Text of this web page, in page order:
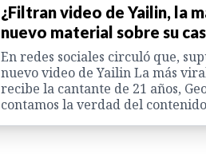
¿Filtran video de Yailin, la
nuevo material sobre su
En redes sociales circuló que,
nuevo video de Yailin La más
recibe la cantante de 21 años,
contamos la verdad del